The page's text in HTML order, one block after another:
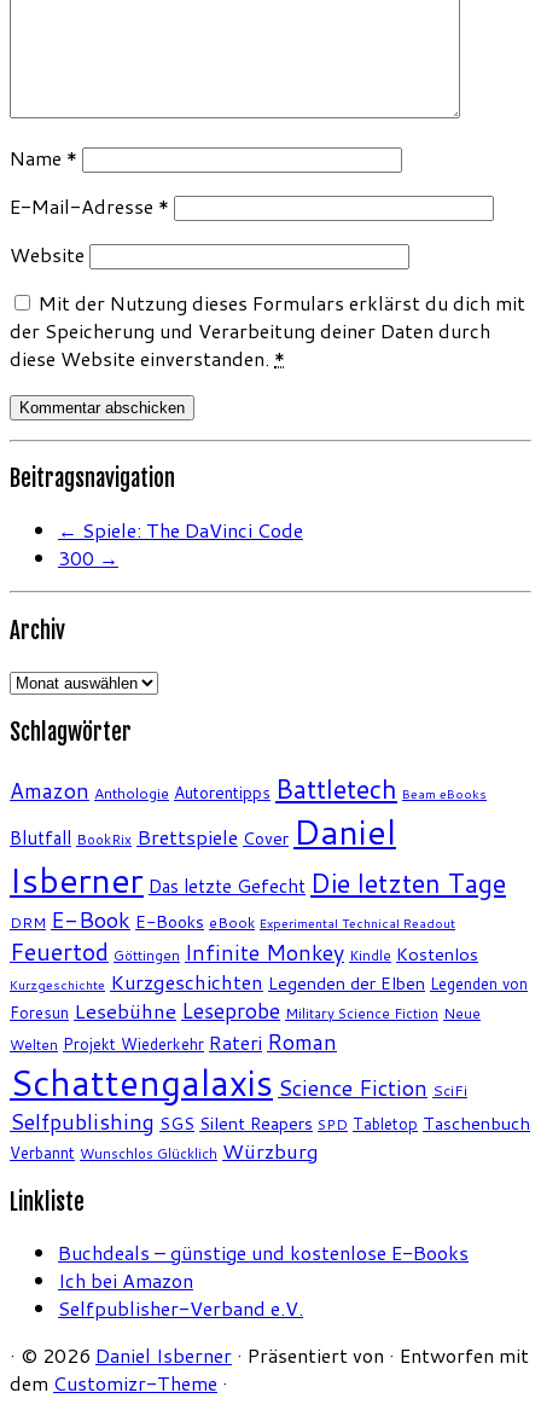
Name *
E-Mail-Adresse *
Website
Mit der Nutzung dieses Formulars erklärst du dich mit
der Speicherung und Verarbeitung deiner Daten durch
diese Website einverstanden. *
Beitragsnavigation
← Spiele: The DaVinci Code
300 →
Archiv
Archiv
Schlagwörter
Amazon Anthologie Autorentipps Battletech Beam eBooks
Blutfall BookRix Brettspiele Cover Daniel
Isberner Das letzte Gefecht Die letzten Tage
DRM E-Book E-Books eBook Experimental Technical Readout
Feuertod Göttingen Infinite Monkey Kindle Kostenlos
Kurzgeschichte Kurzgeschichten Legenden der Elben Legenden von
Foresun Lesebühne Leseprobe Military Science Fiction Neue
Welten Projekt Wiederkehr Rateri Roman
Schattengalaxis Science Fiction SciFi
Selfpublishing SGS Silent Reapers SPD Tabletop Taschenbuch
Verbannt Wunschlos Glücklich Würzburg
Linkliste
Buchdeals – günstige und kostenlose E-Books
Ich bei Amazon
Selfpublisher-Verband e.V.
· © 2026 Daniel Isberner · Präsentiert von · Entworfen mit
dem Customizr-Theme ·